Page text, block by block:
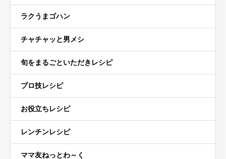
ラクうまゴハン
チャチャッと男メシ
旬をまるごといただきレシピ
プロ技レシピ
お役立ちレシピ
レンチンレシピ
ママ友ねっとわ～く